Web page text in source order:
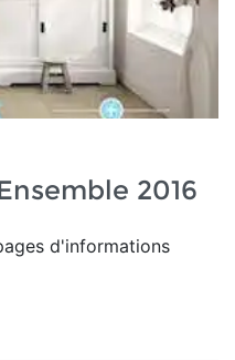
2016
d'informations